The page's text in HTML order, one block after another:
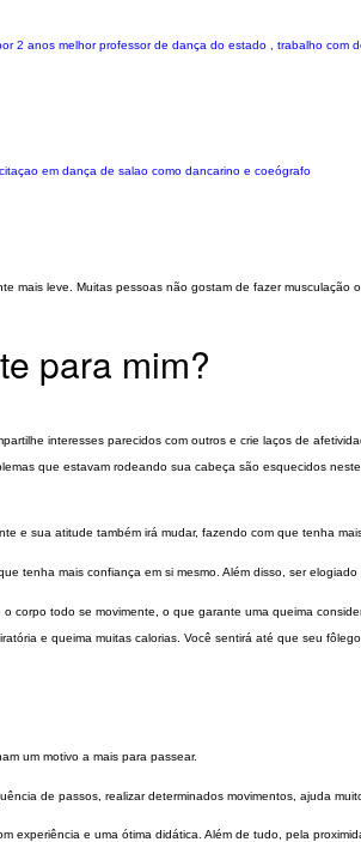
anos melhor professor de dança do estado , trabalho com
em dança de salao como dancarino e coeógrafo
mais leve. Muitas pessoas não gostam de fazer
para mim?
interesses parecidos com outros e crie laços de
que estavam rodeando sua cabeça são esquecidos neste
e sua atitude também irá mudar, fazendo com que tenha
tenha mais confiança em si mesmo. Além disso, ser
corpo todo se movimente, o que garante uma queima
e queima muitas calorias. Você sentirá até que seu
um motivo a mais para passear.
de passos, realizar determinados movimentos, ajuda
experiência e uma ótima didática. Além de tudo, pela